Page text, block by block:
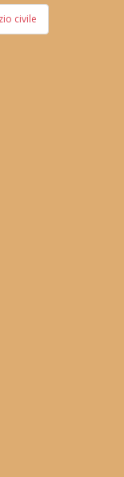
civile